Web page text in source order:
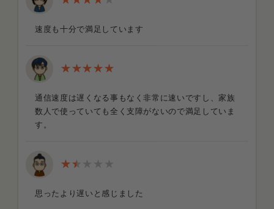
速度も十分で満足しています
通信速度は遅くなる事もなく非常に速いですし、家族
数人で使っていても全く支障がないので満足していま
す。
思ったより遅いと感じました